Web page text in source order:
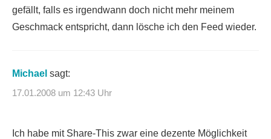
gefällt, falls es irgendwann doch nicht mehr meinem
Geschmack entspricht, dann lösche ich den Feed wieder.
Michael sagt:
17.01.2008 um 12:43 Uhr
Ich habe mit Share-This zwar eine dezente Möglichkeit